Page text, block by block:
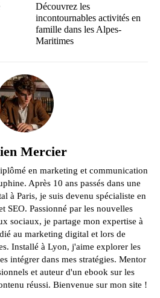
Découvrez les
incontournables activités en
famille dans les Alpes-
Maritimes
Mercier
en marketing et communication
Après 10 ans passés dans une
à Paris, je suis devenu spécialiste en
SEO. Passionné par les nouvelles
sociaux, je partage mon expertise à
au marketing digital et lors de
Installé à Lyon, j'aime explorer les
intégrer dans mes stratégies. Mentor
et auteur d'un ebook sur les
réussi. Bienvenue sur mon site !